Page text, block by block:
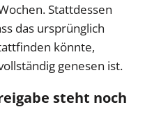
Stattdessen
das ursprünglich
könnte,
genesen ist.
steht noch